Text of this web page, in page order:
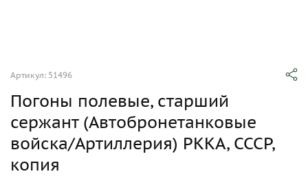
Артикул: 51496
Погоны полевые, старший
сержант (Автобронетанковые
войска/Артиллерия) РККА, СССР,
копия